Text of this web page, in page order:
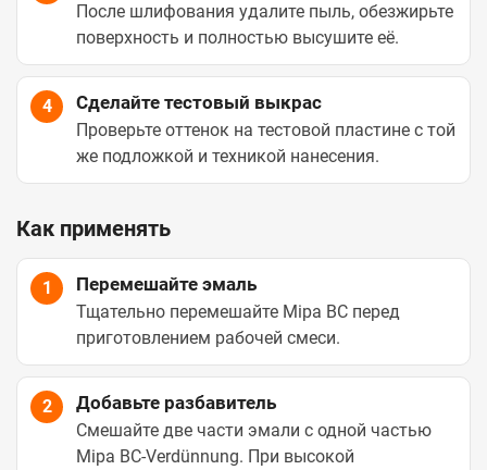
После шлифования удалите пыль, обезжирьте
поверхность и полностью высушите её.
4 Сделайте тестовый выкрас
Проверьте оттенок на тестовой пластине с той
же подложкой и техникой нанесения.
Как применять
1 Перемешайте эмаль
Тщательно перемешайте Mipa BC перед
приготовлением рабочей смеси.
2 Добавьте разбавитель
Смешайте две части эмали с одной частью
Mipa BC-Verdünnung. При высокой